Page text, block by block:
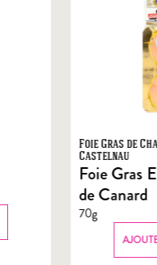
Foie Gras de
Castelnau
Foie Gras
de Canard
70g